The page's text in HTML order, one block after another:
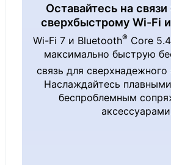
s
Intel®
Ultra
Intel®
Оставайтесь на связи
сверхбыстрому Wi-Fi
Wi-Fi 7 и Bluetooth®Core 5.4
максимально быструю
связь для сверхнадежного
Наслаждайтесь
беспроблемным